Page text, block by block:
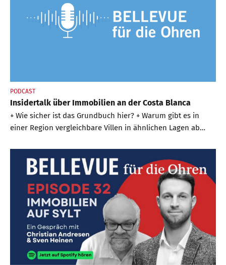
PODCAST
Insidertalk über Immobilien an der Costa Blanca
+ Wie sicher ist das Grundbuch hier? + Warum gibt es in
einer Region vergleichbare Villen in ähnlichen Lagen ab
Wie man hier absolut kostenlos zu Maklerleistungen kommt
+ Wie gefährlich sind Hausbesetzer + Wie hoch sind hier die
Nebengebühren + und alles, was man sonst noch wissen
sollte, bevor man hier eine Immobilie erwirbt